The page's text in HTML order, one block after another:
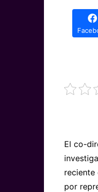
El co-
reciente
por